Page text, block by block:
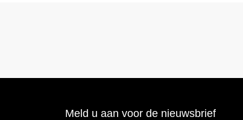
Meld u aan voor de nieuwsbrief